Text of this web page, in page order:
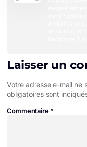
Laisser un
Votre adresse e-mail ne
obligatoires sont
Commentaire *